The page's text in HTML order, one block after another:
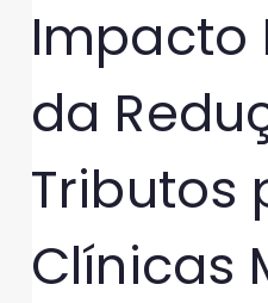
Impacto
da
Tributos
Clínicas